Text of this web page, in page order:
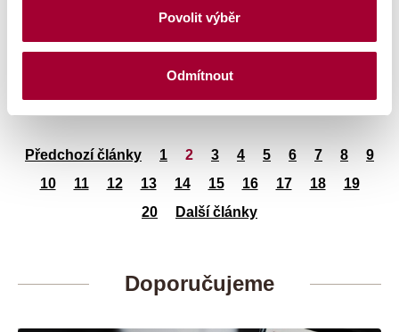
Povolit výběr
Odmítnout
S nadšením oznamujeme, že jsme slavnostně otevřeli novou
Předchozí články 1 2 3 4 5 6 7 8
9
10
11 12 13 14 15 16 17 18
19
20
Další články
Doporučujeme